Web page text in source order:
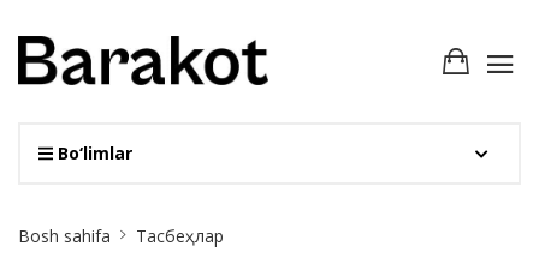
Bo‘limlar
Breadcrumb
Bosh sahifa Тасбеҳлар